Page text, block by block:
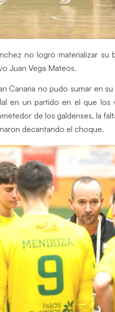
no logró materializar
Juan Vega Mateos.
Canaria no pudo sumar en
en un partido en el que los
de los galdenses, la
decantando el choque.